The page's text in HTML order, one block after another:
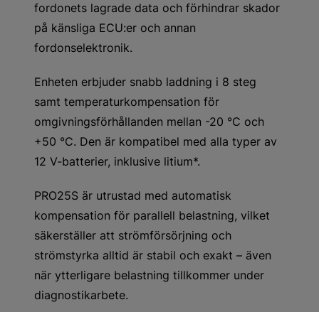
fordonets lagrade data och förhindrar skador
på känsliga ECU:er och annan
fordonselektronik.
Enheten erbjuder snabb laddning i 8 steg
samt temperaturkompensation för
omgivningsförhållanden mellan -20 °C och
+50 °C. Den är kompatibel med alla typer av
12 V-batterier, inklusive litium*.
PRO25S är utrustad med automatisk
kompensation för parallell belastning, vilket
säkerställer att strömförsörjning och
strömstyrka alltid är stabil och exakt – även
när ytterligare belastning tillkommer under
diagnostikarbete.